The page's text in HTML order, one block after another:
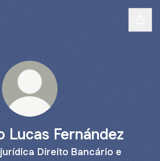
Lucas Fernández
Direito Bancário e